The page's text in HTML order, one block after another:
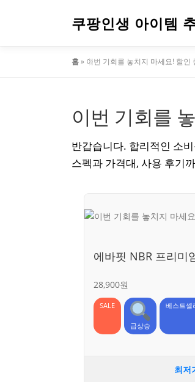
로
쿠팡인생 아이템
홈» 이번 기회를 놓치지 마세요! 할인
이번 기회를
반갑습니다. 합리적인 소
스펙과 가격대, 사용 후기
에바핏 NBR 프리미
28,900원
SALE
급상승
베스트셀
최저